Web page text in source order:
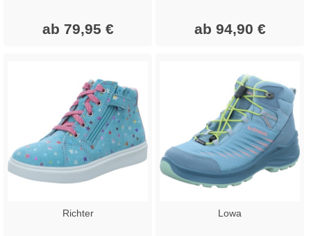
ab 79,95 € ab 94,90 €
Richter Lowa